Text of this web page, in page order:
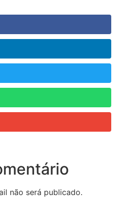
não será publicado.